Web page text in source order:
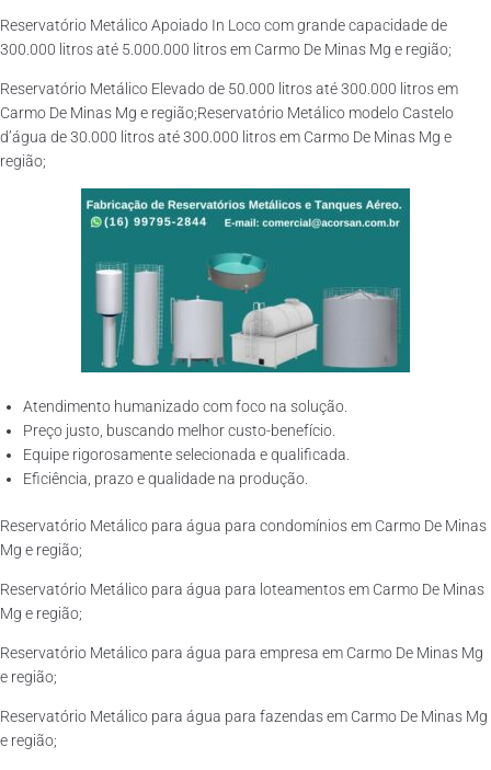
Reservatório Metálico Apoiado In Loco com grande capacidade de
300.000 litros até 5.000.000 litros em Carmo De Minas Mg e região;
Reservatório Metálico Elevado de 50.000 litros até 300.000 litros em
Carmo De Minas Mg e região;Reservatório Metálico modelo Castelo
d’água de 30.000 litros até 300.000 litros em Carmo De Minas Mg e
região;
Atendimento humanizado com foco na solução.
Preço justo, buscando melhor custo-benefício.
Equipe rigorosamente selecionada e qualificada.
Eficiência, prazo e qualidade na produção.
Reservatório Metálico para água para condomínios em Carmo De Minas
Mg e região;
Reservatório Metálico para água para loteamentos em Carmo De Minas
Mg e região;
Reservatório Metálico para água para empresa em Carmo De Minas Mg
e região;
Reservatório Metálico para água para fazendas em Carmo De Minas Mg
e região;